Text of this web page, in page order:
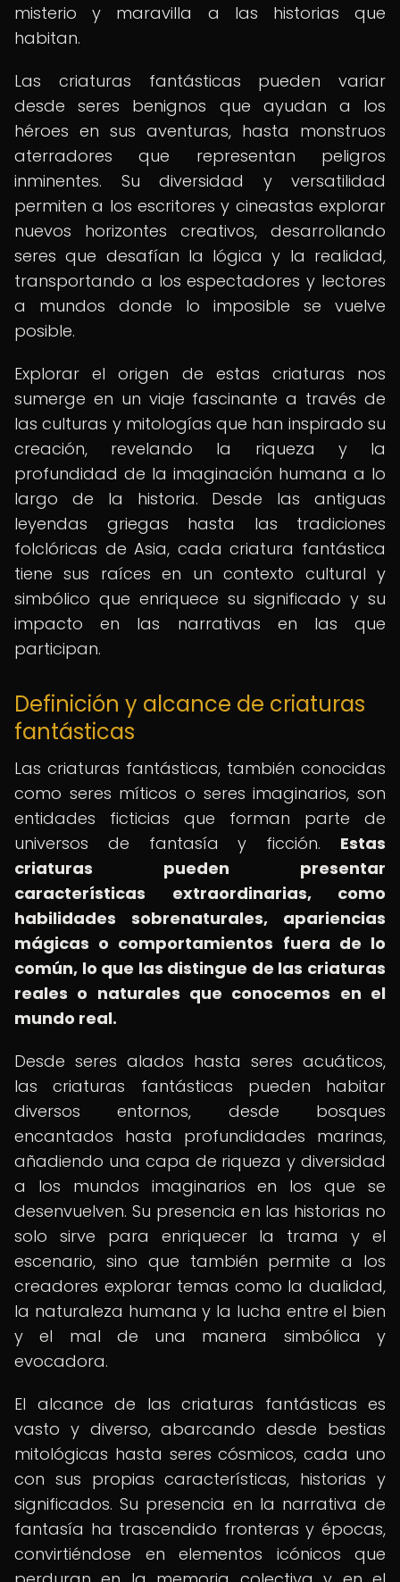
misterio y maravilla a las historias que
habitan.
Las criaturas fantásticas pueden variar
desde seres benignos que ayudan a los
héroes en sus aventuras, hasta monstruos
aterradores que representan peligros
inminentes. Su diversidad y versatilidad
permiten a los escritores y cineastas explorar
nuevos horizontes creativos, desarrollando
seres que desafían la lógica y la realidad,
transportando a los espectadores y lectores
a mundos donde lo imposible se vuelve
posible.
Explorar el origen de estas criaturas nos
sumerge en un viaje fascinante a través de
las culturas y mitologías que han inspirado su
creación, revelando la riqueza y la
profundidad de la imaginación humana a lo
largo de la historia. Desde las antiguas
leyendas griegas hasta las tradiciones
folclóricas de Asia, cada criatura fantástica
tiene sus raíces en un contexto cultural y
simbólico que enriquece su significado y su
impacto en las narrativas en las que
participan.
Definición y alcance de criaturas
fantásticas
Las criaturas fantásticas, también conocidas
como seres míticos o seres imaginarios, son
entidades ficticias que forman parte de
universos de fantasía y ficción. Estas
criaturas pueden presentar
características extraordinarias, como
habilidades sobrenaturales, apariencias
mágicas o comportamientos fuera de lo
común, lo que las distingue de las criaturas
reales o naturales que conocemos en el
mundo real.
Desde seres alados hasta seres acuáticos,
las criaturas fantásticas pueden habitar
diversos entornos, desde bosques
encantados hasta profundidades marinas,
añadiendo una capa de riqueza y diversidad
a los mundos imaginarios en los que se
desenvuelven. Su presencia en las historias no
solo sirve para enriquecer la trama y el
escenario, sino que también permite a los
creadores explorar temas como la dualidad,
la naturaleza humana y la lucha entre el bien
y el mal de una manera simbólica y
evocadora.
El alcance de las criaturas fantásticas es
vasto y diverso, abarcando desde bestias
mitológicas hasta seres cósmicos, cada uno
con sus propias características, historias y
significados. Su presencia en la narrativa de
fantasía ha trascendido fronteras y épocas,
convirtiéndose en elementos icónicos que